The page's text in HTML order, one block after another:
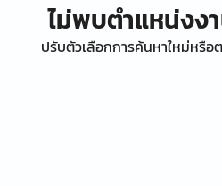
ไม่พบตำแหน่ง
ปรับตัวเลือกการค้นหาใหม่หรื